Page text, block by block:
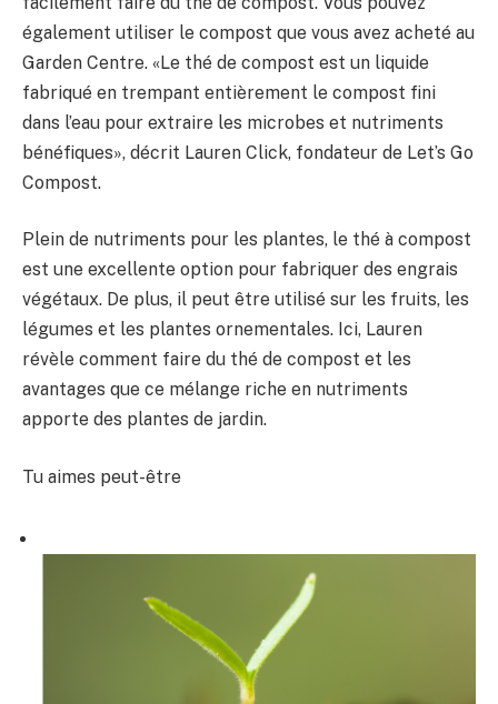
également utiliser le compost que vous avez acheté au
Garden Centre. «Le thé de compost est un liquide
fabriqué en trempant entièrement le compost fini
dans l’eau pour extraire les microbes et nutriments
bénéfiques», décrit Lauren Click, fondateur de Let’s Go
Compost.
Plein de nutriments pour les plantes, le thé à compost
est une excellente option pour fabriquer des engrais
végétaux. De plus, il peut être utilisé sur les fruits, les
légumes et les plantes ornementales. Ici, Lauren
révèle comment faire du thé de compost et les
avantages que ce mélange riche en nutriments
apporte des plantes de jardin.
Tu aimes peut-être